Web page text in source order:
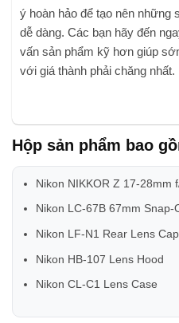
ý hoàn hảo để tạo nên những
dễ dàng. Các bạn hãy đến
vấn sản phẩm kỹ hơn giúp
với giá thành phải chăng nhất.
Hộp sản phẩm bao
Nikon NIKKOR Z 17-28mm
Nikon LC-67B 67mm
Nikon LF-N1 Rear Lens Cap
Nikon HB-107 Lens Hood
Nikon CL-C1 Lens Case